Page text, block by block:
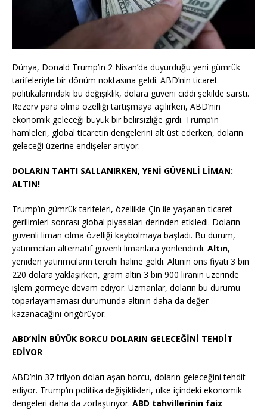
Dünya, Donald Trump’ın 2 Nisan’da duyurduğu yeni gümrük
tarifeleriyle bir dönüm noktasına geldi. ABD’nin ticaret
politikalarındaki bu değişiklik, dolara güveni ciddi şekilde sarstı.
Rezerv para olma özelliği tartışmaya açılırken, ABD’nin
ekonomik geleceği büyük bir belirsizliğe girdi. Trump’ın
hamleleri, global ticaretin dengelerini alt üst ederken, doların
geleceği üzerine endişeler artıyor.
DOLARIN TAHTI SALLANIRKEN, YENİ GÜVENLİ LİMAN:
ALTIN!
Trump’ın gümrük tarifeleri, özellikle Çin ile yaşanan ticaret
gerilimleri sonrası global piyasaları derinden etkiledi. Doların
güvenli liman olma özelliği kaybolmaya başladı. Bu durum,
yatırımcıları alternatif güvenli limanlara yönlendirdi. Altın,
yeniden yatırımcıların tercihi haline geldi. Altının ons fiyatı 3 bin
220 dolara yaklaşırken, gram altın 3 bin 900 liranın üzerinde
işlem görmeye devam ediyor. Uzmanlar, doların bu durumu
toparlayamaması durumunda altının daha da değer
kazanacağını öngörüyor.
ABD’NİN BÜYÜK BORCU DOLARIN GELECEĞİNİ TEHDİT
EDİYOR
ABD’nin 37 trilyon doları aşan borcu, doların geleceğini tehdit
ediyor. Trump’ın politika değişiklikleri, ülke içindeki ekonomik
dengeleri daha da zorlaştırıyor. ABD tahvillerinin faiz